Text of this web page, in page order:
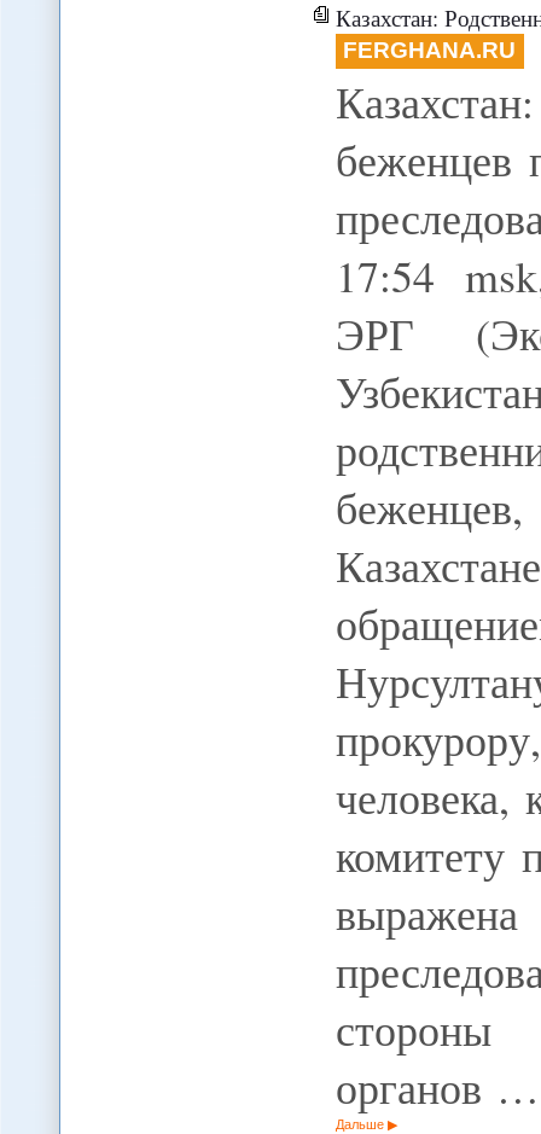
Казахстан: Родственницы
FERGHANA.RU
беженцев
17:54
ЭРГ
человека,
комитету
органов …
Дальше